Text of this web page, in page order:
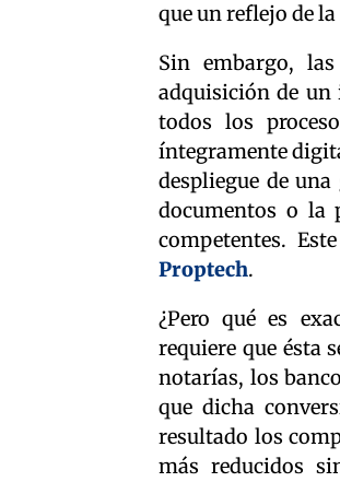
que un reflejo de
Sin embargo,
adquisición de
todos los
íntegramente
despliegue de
documentos o la
competentes.
Proptech.
¿Pero qué es
requiere que ésta
notarías, los
que dicha
resultado los
más reducidos